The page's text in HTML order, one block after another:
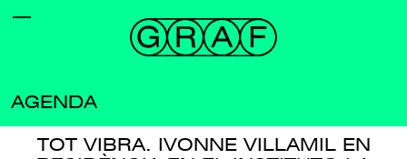
AGENDA
TOT VIBRA. IVONNE VILLAMIL EN